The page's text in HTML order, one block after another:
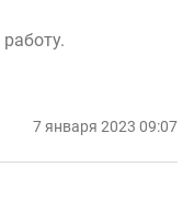
7 января 2023 09:07